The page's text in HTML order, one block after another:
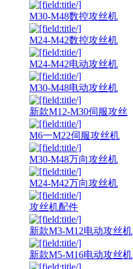
M30-M48数控攻丝机
M24-M42数控攻丝机
M24-M42电动攻丝机
M30-M48电动攻丝机
新款M12-M30伺服攻丝
M6一M22伺服攻丝机
M30-M48万向攻丝机
M24-M42万向攻丝机
攻丝机配件
新款M3-M12电动攻丝机
新款M5-M16电动攻丝机